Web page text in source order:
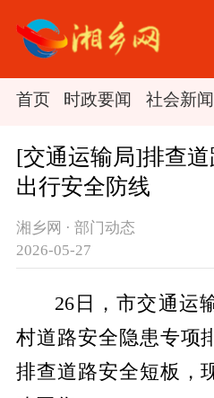
首页 时政要闻 社会新闻
[交通运输局]排查
出行安全防线
湘乡网 · 部门动态
2026-05-27
26日，市交通运
村道路安全隐患专项
排查道路安全短板，